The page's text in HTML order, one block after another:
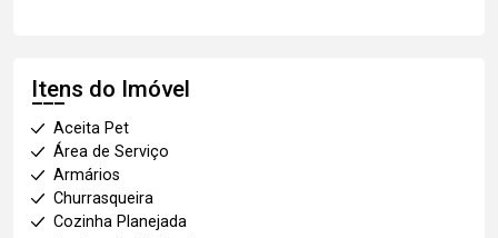
Itens do Imóvel
Aceita Pet
Área de Serviço
Armários
Churrasqueira
Cozinha Planejada